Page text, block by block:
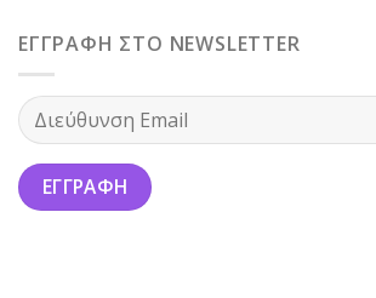
ΕΓΓΡΑΦΗ ΣΤΟ NEWSLETTER